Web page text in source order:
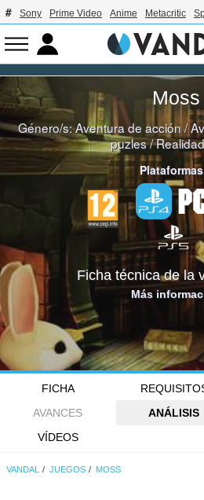
Sony Prime Video Anime Metacritic
Moss
Género/s:Aventura de acción/
puzles/
Ficha técnica de la
Más
FICHA
AVANCES
ANÁLISIS
VÍDEOS
VANDAL JUEGOS MOSS